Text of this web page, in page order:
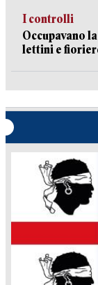
I controlli
Occupavano
lettini e